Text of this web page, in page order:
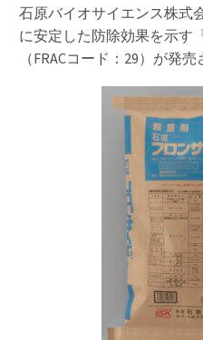
石原バイオサイエンス株式
に安定した防除効果を示す
（FRACコード：29）が発